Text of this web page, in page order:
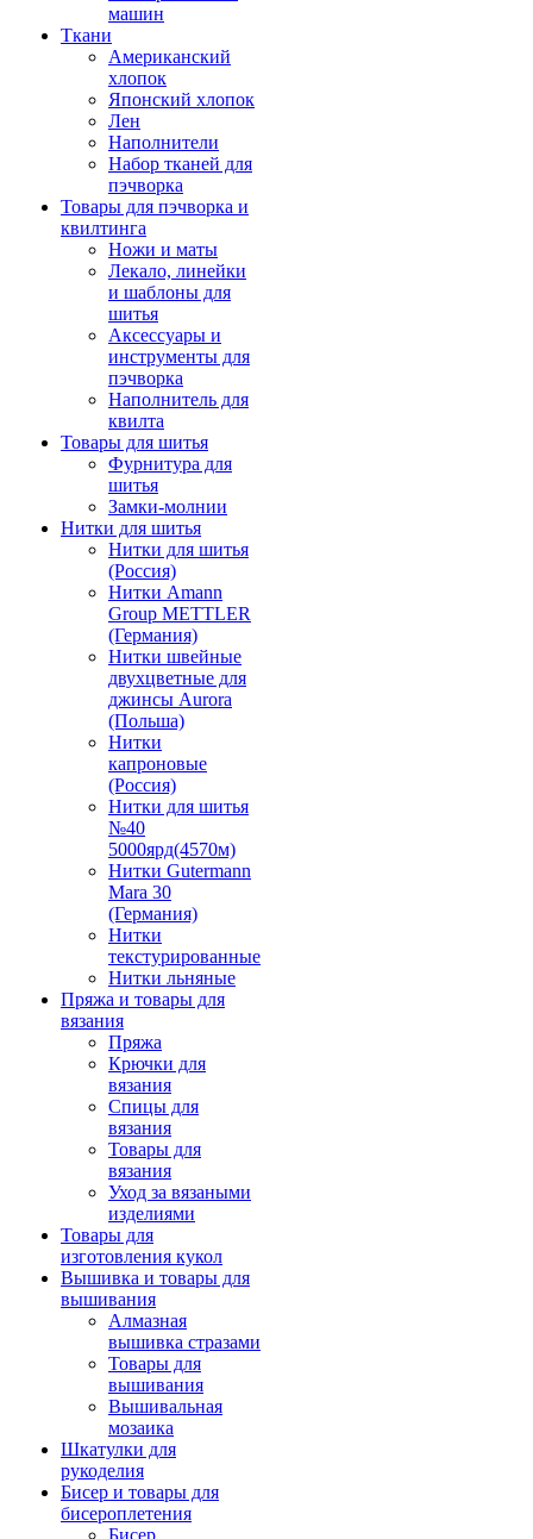
машин
Ткани
Американский
хлопок
Японский хлопок
Лен
Наполнители
Набор тканей для
пэчворка
Товары для пэчворка и
квилтинга
Ножи и маты
Лекало, линейки
и шаблоны для
шитья
Аксессуары и
инструменты для
пэчворка
Наполнитель для
квилта
Товары для шитья
Фурнитура для
шитья
Замки-молнии
Нитки для шитья
Нитки для шитья
(Россия)
Нитки Amann
Group METTLER
(Германия)
Нитки швейные
двухцветные для
джинсы Aurora
(Польша)
Нитки
капроновые
(Россия)
Нитки для шитья
№40
5000ярд(4570м)
Нитки Gutermann
Mara 30
(Германия)
Нитки
текстурированные
Нитки льняные
Пряжа и товары для
вязания
Пряжа
Крючки для
вязания
Спицы для
вязания
Товары для
вязания
Уход за вязаными
изделиями
Товары для
изготовления кукол
Вышивка и товары для
вышивания
Алмазная
вышивка стразами
Товары для
вышивания
Вышивальная
мозаика
Шкатулки для
рукоделия
Бисер и товары для
бисероплетения
Бисер